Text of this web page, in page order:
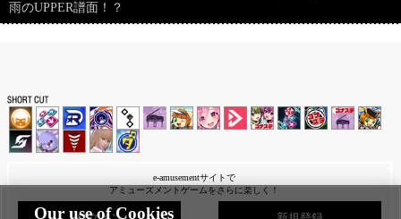
雨のUPPER譜面！？
e-amusementサイトで
アミューズメントゲームをさらに楽しく！
Our use of Cookies